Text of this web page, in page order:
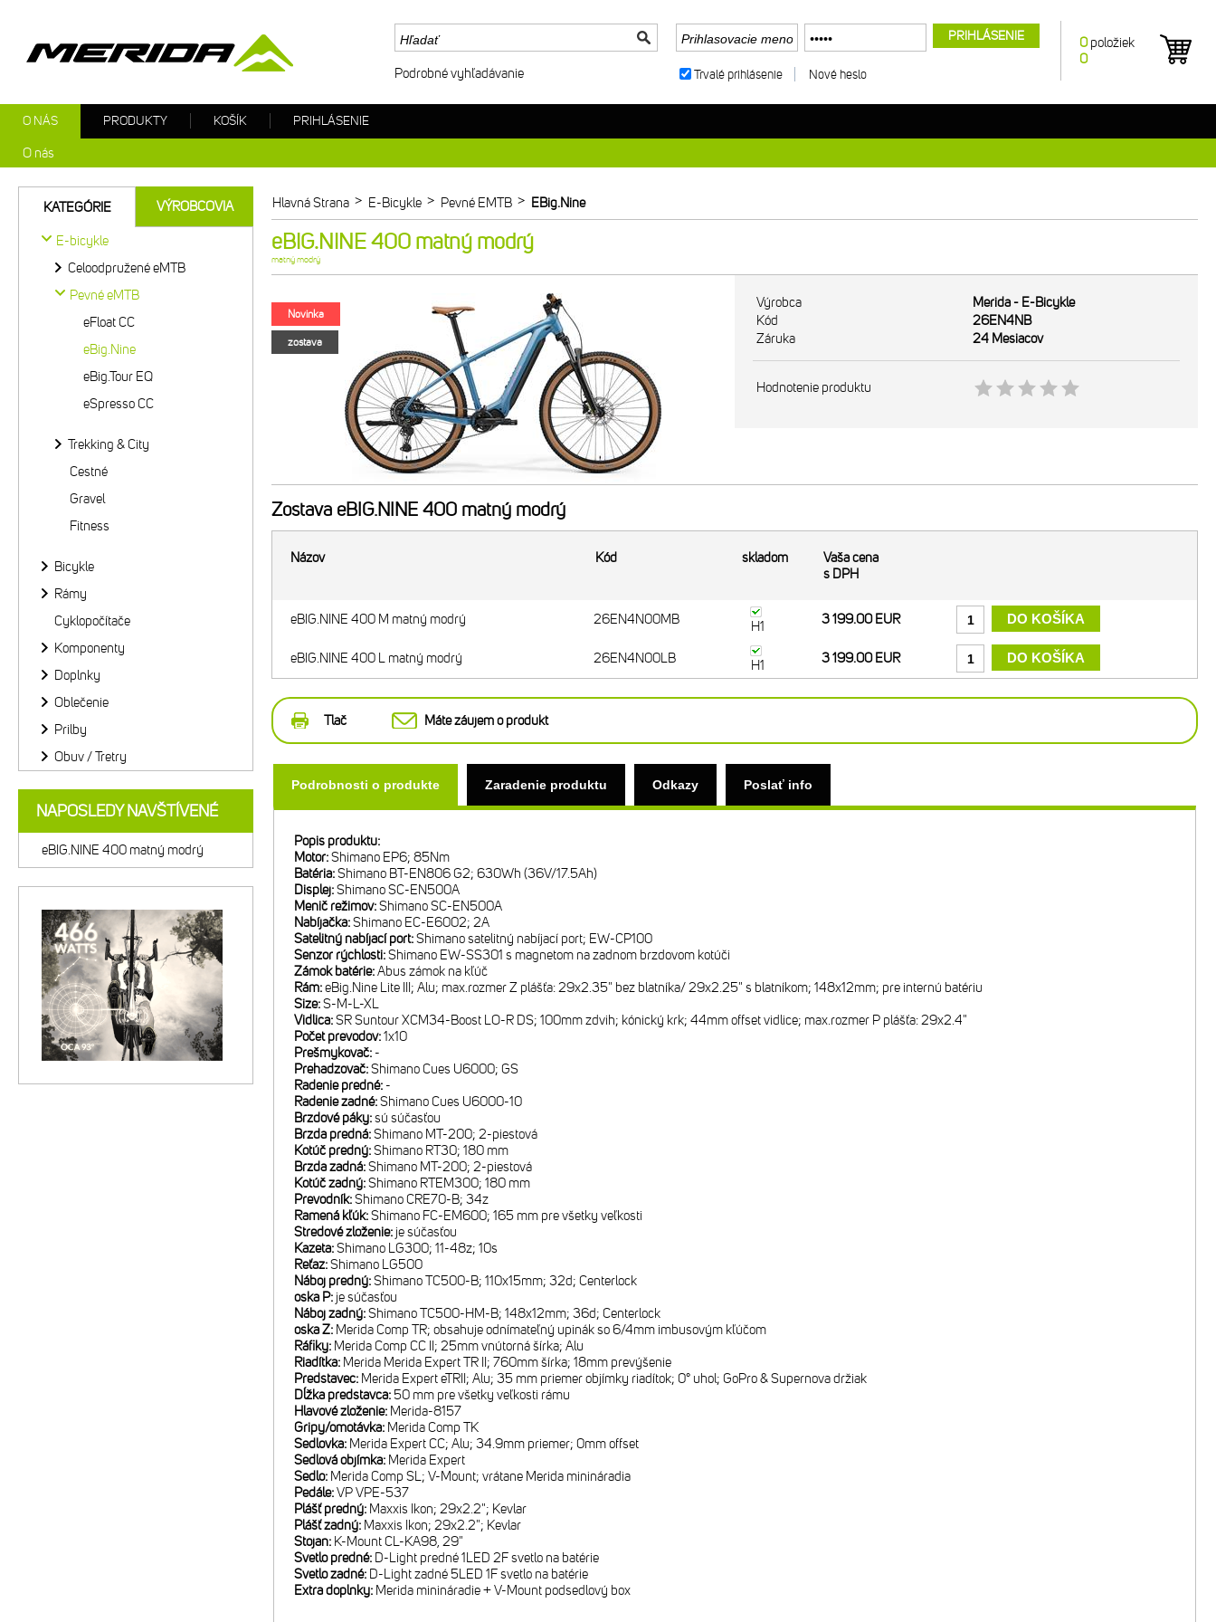
Hlavná Strana > E-Bicykle > Pevné EMTB > EBig.Nine
eBIG.NINE 400 matný modrý
matný modrý
Novinka
zostava
Výrobca
Merida - E-Bicykle
Kód
26EN4NB
Záruka
24 Mesiacov
Hodnotenie produktu
Zostava eBIG.NINE 400 matný modrý
Názov Kód skladom
Vaša cena
s DPH
eBIG.NINE 400 M matný modrý 26EN4N00MB H1 3 199.00 EUR
eBIG.NINE 400 L matný modrý 26EN4N00LB H1 3 199.00 EUR
Tlač Máte záujem o produkt
Podrobnosti o produkte Zaradenie produktu Odkazy Poslať info
Popis produktu:
Motor:Shimano EP6; 85Nm
Batéria:Shimano BT-EN806 G2; 630Wh (36V/17.5Ah)
Displej:Shimano SC-EN500A
Menič režimov:Shimano SC-EN500A
Nabíjačka:Shimano EC-E6002; 2A
Satelitný nabíjací port:Shimano satelitný nabíjací port; EW-CP100
Senzor rýchlosti:Shimano EW-SS301 s magnetom na zadnom brzdovom kotúči
Zámok batérie:Abus zámok na kľúč
Rám:eBig.Nine Lite III; Alu; max.rozmer Z plášťa: 29x2.35" bez blatníka/ 29x2.25" s blatníkom; 148x12mm; pre internú batériu
Size:S-M-L-XL
Vidlica:SR Suntour XCM34-Boost LO-R DS; 100mm zdvih; kónický krk; 44mm offset vidlice; max.rozmer P plášťa: 29x2.4"
Počet prevodov:1x10
Prešmykovač: -
Prehadzovač:Shimano Cues U6000; GS
Radenie predné: -
Radenie zadné:Shimano Cues U6000-10
Brzdové páky:sú súčasťou
Brzda predná:Shimano MT-200; 2-piestová
Kotúč predný:Shimano RT30; 180 mm
Brzda zadná:Shimano MT-200; 2-piestová
Kotúč zadný:Shimano RTEM300; 180 mm
Prevodník:Shimano CRE70-B; 34z
Ramená kľúk:Shimano FC-EM600; 165 mm pre všetky veľkosti
Stredové zloženie: je súčasťou
Kazeta:Shimano LG300; 11-48z; 10s
Reťaz:Shimano LG500
Náboj predný:Shimano TC500-B; 110x15mm; 32d; Centerlock
oska P: je súčasťou
Náboj zadný:Shimano TC500-HM-B; 148x12mm; 36d; Centerlock
oska Z: Merida Comp TR; obsahuje odnímateľný upinák so 6/4mm imbusovým kľúčom
Ráfiky: Merida Comp CC II; 25mm vnútorná šírka; Alu
Riadítka: Merida Merida Expert TR II; 760mm šírka; 18mm prevýšenie
Predstavec: Merida Expert eTRII; Alu; 35 mm priemer objímky riadítok; 0° uhol; GoPro & Supernova držiak
Dĺžka predstavca: 50 mm pre všetky veľkosti rámu
Hlavové zloženie: Merida-8157
Gripy/omotávka: Merida Comp TK
Sedlovka: Merida Expert CC; Alu; 34.9mm priemer; 0mm offset
Sedlová objímka: Merida Expert
Sedlo: Merida Comp SL; V-Mount; vrátane Merida minináradia
Pedále:VP VPE-537
Plášť predný: Maxxis Ikon; 29x2.2"; Kevlar
Plášť zadný: Maxxis Ikon; 29x2.2"; Kevlar
Stojan: K-Mount CL-KA98, 29"
Svetlo predné: D-Light predné 1LED 2F svetlo na batérie
Svetlo zadné: D-Light zadné 5LED 1F svetlo na batérie
Extra doplnky: Merida minináradie + V-Mount podsedlový box
KATEGÓRIE VÝROBCOVIA
E-bicykle
Celoodpružené eMTB
Pevné eMTB
eFloat CC
eBig.Nine
eBig.Tour EQ
eSpresso CC
Trekking & City
Cestné
Gravel
Fitness
Bicykle
Rámy
Cyklopočítače
Komponenty
Doplnky
Oblečenie
Prilby
Obuv / Tretry
NAPOSLEDY NAVŠTÍVENÉ
eBIG.NINE 400 matný modrý
Podrobné vyhľadávanie
O NÁS
O nás
PRODUKTY KOŠÍK PRIHLÁSENIE
0 položiek
0
PRIHLÁSENIE
Trvalé prihlásenie Nové heslo